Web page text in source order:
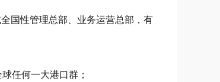
国性管理总部、业务运营总部，有
任何一大港口群；